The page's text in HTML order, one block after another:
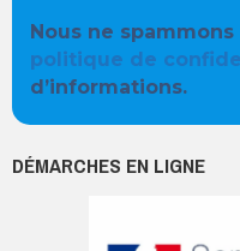
Nous ne
politique de
d’informations.
DÉMARCHES EN LIGNE